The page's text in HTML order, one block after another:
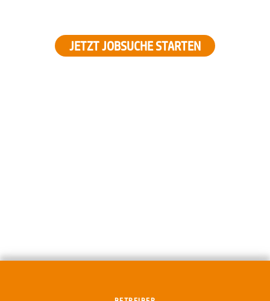
JETZT JOBSUCHE STARTEN